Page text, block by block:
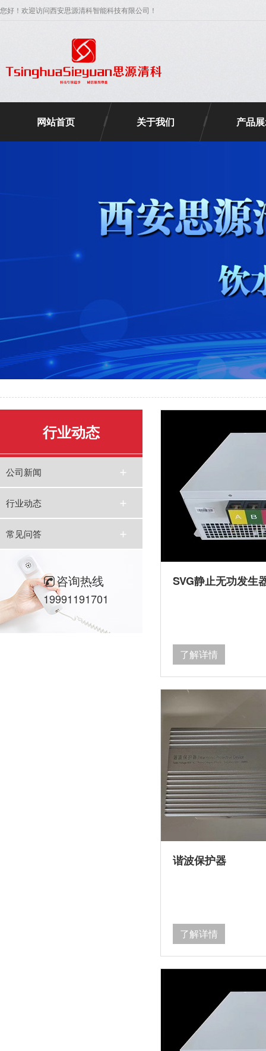
您好！欢迎访问西安思源清科智能科技有限公司！
网站首页 关于我们 产品
行业动态
公司新闻
行业动态
常见问答
咨询热线
19991191701
SVG静止无功发生
了解详情
谐波保护器
了解详情